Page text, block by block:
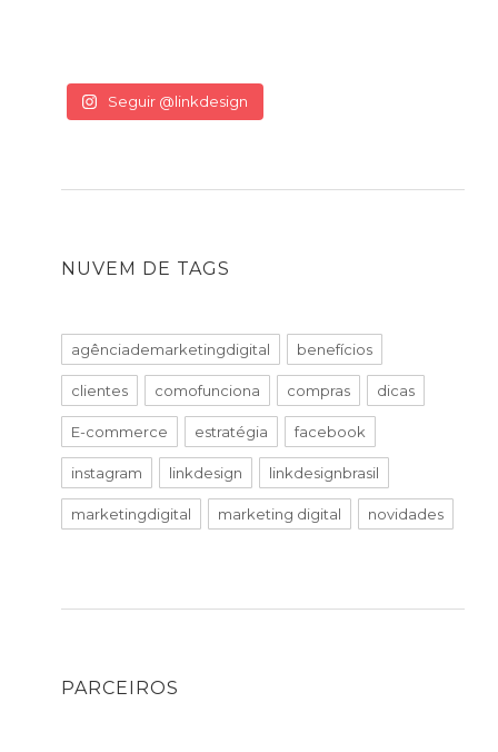
Seguir @linkdesign
NUVEM DE TAGS
agênciademarketingdigital benefícios
clientes comofunciona compras dicas
E-commerce estratégia facebook
instagram linkdesign linkdesignbrasil
marketingdigital marketing digital novidades
PARCEIROS